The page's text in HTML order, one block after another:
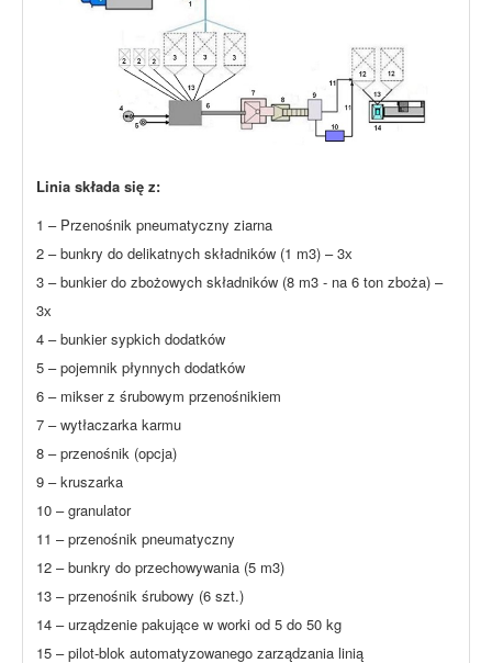
Linia składa się z:
1 – Przenośnik pneumatyczny ziarna
2 – bunkry do delikatnych składników (1 m3) – 3х
3 – bunkier do zbożowych składników (8 m3 - na 6 ton zboża) –
3х
4 – bunkier sypkich dodatków
5 – pojemnik płynnych dodatków
6 – mikser z śrubowym przenośnikiem
7 – wytłaczarka karmu
8 – przenośnik (opcja)
9 – kruszarka
10 – granulator
11 – przenośnik pneumatyczny
12 – bunkry do przechowywania (5 m3)
13 – przenośnik śrubowy (6 szt.)
14 – urządzenie pakujące w worki od 5 do 50 kg
15 – pilot-blok automatyzowanego zarządzania linią